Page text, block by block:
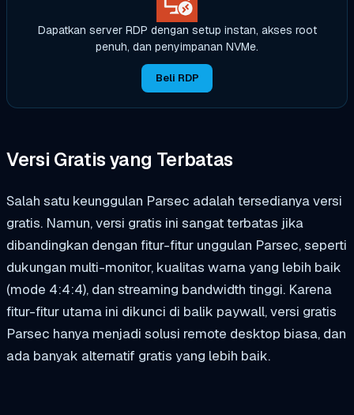
Dapatkan server RDP dengan setup instan, akses root
penuh, dan penyimpanan NVMe.
Beli RDP
Versi Gratis yang Terbatas
Salah satu keunggulan Parsec adalah tersedianya versi
gratis. Namun, versi gratis ini sangat terbatas jika
dibandingkan dengan fitur-fitur unggulan Parsec, seperti
dukungan multi-monitor, kualitas warna yang lebih baik
(mode 4:4:4), dan streaming bandwidth tinggi. Karena
fitur-fitur utama ini dikunci di balik paywall, versi gratis
Parsec hanya menjadi solusi remote desktop biasa, dan
ada banyak alternatif gratis yang lebih baik.